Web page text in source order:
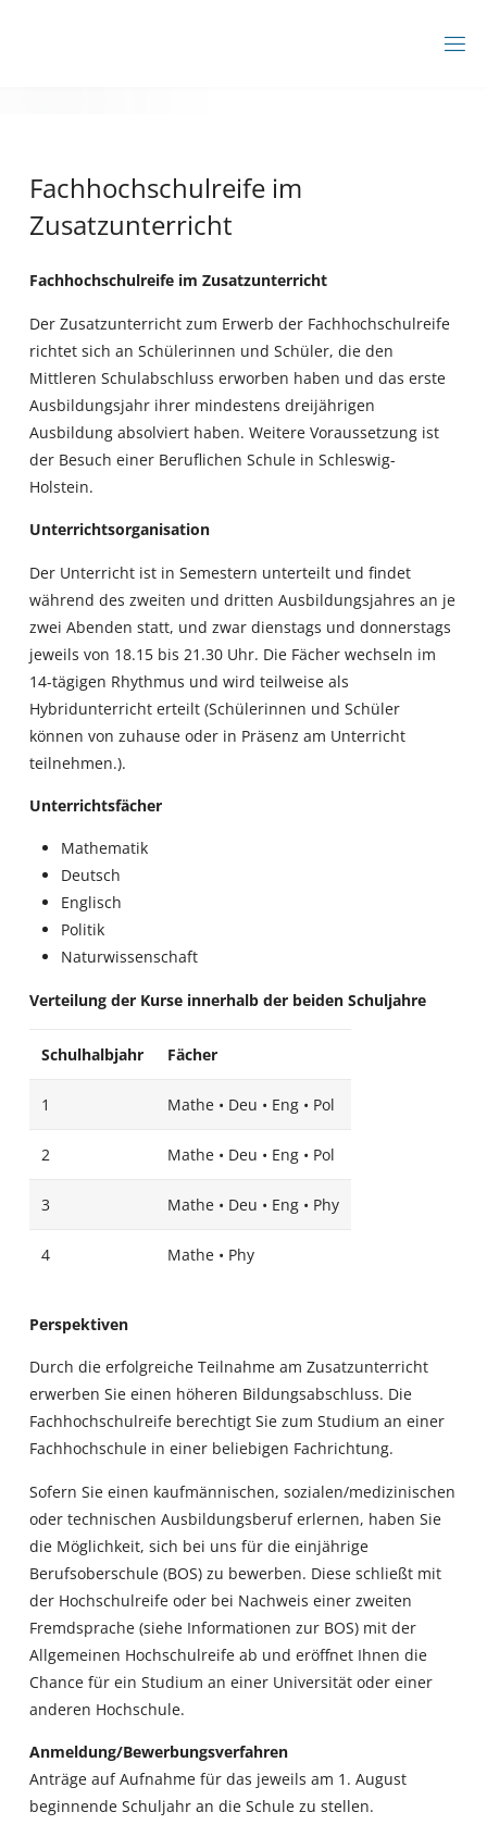
N
B
R
Fachhochschulreife im
Zusatzunterricht
Fachhochschulreife im Zusatzunterricht
Der Zusatzunterricht zum Erwerb der Fachhochschulreife
richtet sich an Schülerinnen und Schüler, die den
Mittleren Schulabschluss erworben haben und das erste
Ausbildungsjahr ihrer mindestens dreijährigen
Ausbildung absolviert haben. Weitere Voraussetzung ist
der Besuch einer Beruflichen Schule in Schleswig-
Holstein.
Unterrichtsorganisation
Der Unterricht ist in Semestern unterteilt und findet
während des zweiten und dritten Ausbildungsjahres an je
zwei Abenden statt, und zwar dienstags und donnerstags
jeweils von 18.15 bis 21.30 Uhr. Die Fächer wechseln im
14-tägigen Rhythmus und wird teilweise als
Hybridunterricht erteilt (Schülerinnen und Schüler
können von zuhause oder in Präsenz am Unterricht
teilnehmen.).
Unterrichtsfächer
Mathematik
Deutsch
Englisch
Politik
Naturwissenschaft
Verteilung der Kurse innerhalb der beiden Schuljahre
Schulhalbjahr Fächer
1 Mathe • Deu • Eng • Pol
2 Mathe • Deu • Eng • Pol
3 Mathe • Deu • Eng • Phy
4 Mathe • Phy
Perspektiven
Durch die erfolgreiche Teilnahme am Zusatzunterricht
erwerben Sie einen höheren Bildungsabschluss. Die
Fachhochschulreife berechtigt Sie zum Studium an einer
Fachhochschule in einer beliebigen Fachrichtung.
Sofern Sie einen kaufmännischen, sozialen/medizinischen
oder technischen Ausbildungsberuf erlernen, haben Sie
die Möglichkeit, sich bei uns für die einjährige
Berufsoberschule (BOS) zu bewerben. Diese schließt mit
der Hochschulreife oder bei Nachweis einer zweiten
Fremdsprache (siehe Informationen zur BOS) mit der
Allgemeinen Hochschulreife ab und eröffnet Ihnen die
Chance für ein Studium an einer Universität oder einer
anderen Hochschule.
Anmeldung/Bewerbungsverfahren
Anträge auf Aufnahme für das jeweils am 1. August
beginnende Schuljahr an die Schule zu stellen.